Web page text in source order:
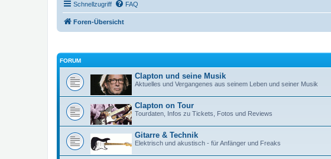
Schnellzugriff FAQ
Foren-Übersicht
FORUM
Clapton und seine Musik
Aktuelles und Vergangenes aus seinem Leben und seiner Musik
Clapton on Tour
Tourdaten, Infos zu Tickets, Fotos und Reviews
Gitarre & Technik
Elektrisch und akustisch - für Anfänger und Freaks